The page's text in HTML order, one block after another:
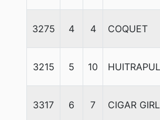
3275 4 4 COQUET
3215 5 10
3317 6 7 CIGAR GIRL